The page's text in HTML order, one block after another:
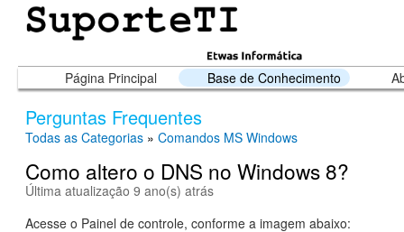
Página Principal Base de Conhecimento
Perguntas Frequentes
Todas as Categorias » Comandos MS Windows
Como altero o DNS no Windows 8?
Última atualização 9 ano(s) atrás
Acesse o Painel de controle, conforme a imagem abaixo: